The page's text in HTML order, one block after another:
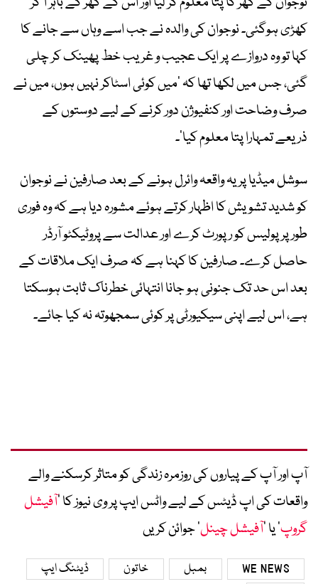
کھڑی ہوگئی۔ نوجوان کی والدہ نے جب اسے وہاں سے جانے کا
کہا تو وہ دروازے پر ایک عجیب و غریب خط پھینک کر چلی
گئی، جس میں لکھا تھا کہ ‘میں کوئی اسٹاکر نہیں ہوں، میں نے
صرف وضاحت اور کنفیوژن دور کرنے کے لیے دوستوں کے
ذریعے تمہارا پتا معلوم کیا’۔
سوشل میڈیا پر یہ واقعہ وائرل ہونے کے بعد صارفین نے نوجوان
کو شدید تشویش کا اظہار کرتے ہوئے مشورہ دیا ہے کہ وہ فوری
طور پر پولیس کو رپورٹ کرے اور عدالت سے پروٹیکٹو آرڈر
حاصل کرے۔ صارفین کا کہنا ہے کہ صرف ایک ملاقات کے
بعد اس حد تک جنونی ہو جانا انتہائی خطرناک ثابت ہوسکتا
ہے، اس لیے اپنی سیکیورٹی پر کوئی سمجھوتہ نہ کیا جائے۔
آپ اور آپ کے پیاروں کی روزمرہ زندگی کو متاثر کرسکنے والے
واقعات کی اپ ڈیٹس کے لیے واٹس ایپ پر وی نیوز کا ’آفیشل
گروپ‘ یا ’آفیشل چینل‘ جوائن کریں
WE NEWS بمبل خاتون
ڈیٹنگ ایپ